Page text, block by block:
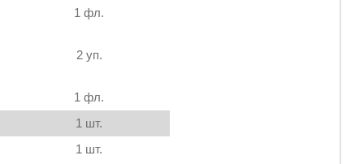
1 фл.
2 уп.
1 фл.
1 шт.
1 шт.